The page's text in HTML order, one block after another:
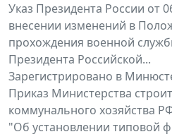
Указ Президента России от
внесении изменений в
прохождения военной
Президента Российской...
Зарегистрировано в
Приказ Министерства
коммунального хозяйства
"Об установлении типовой